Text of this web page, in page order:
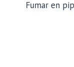
Fumar en